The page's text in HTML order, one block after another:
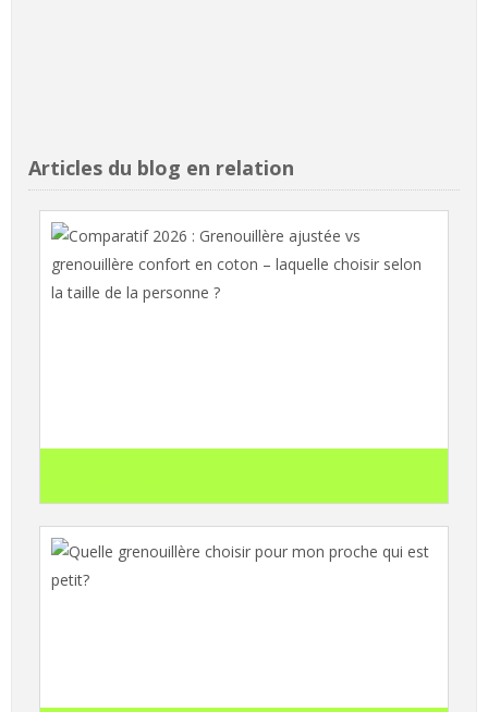
Articles du blog en relation